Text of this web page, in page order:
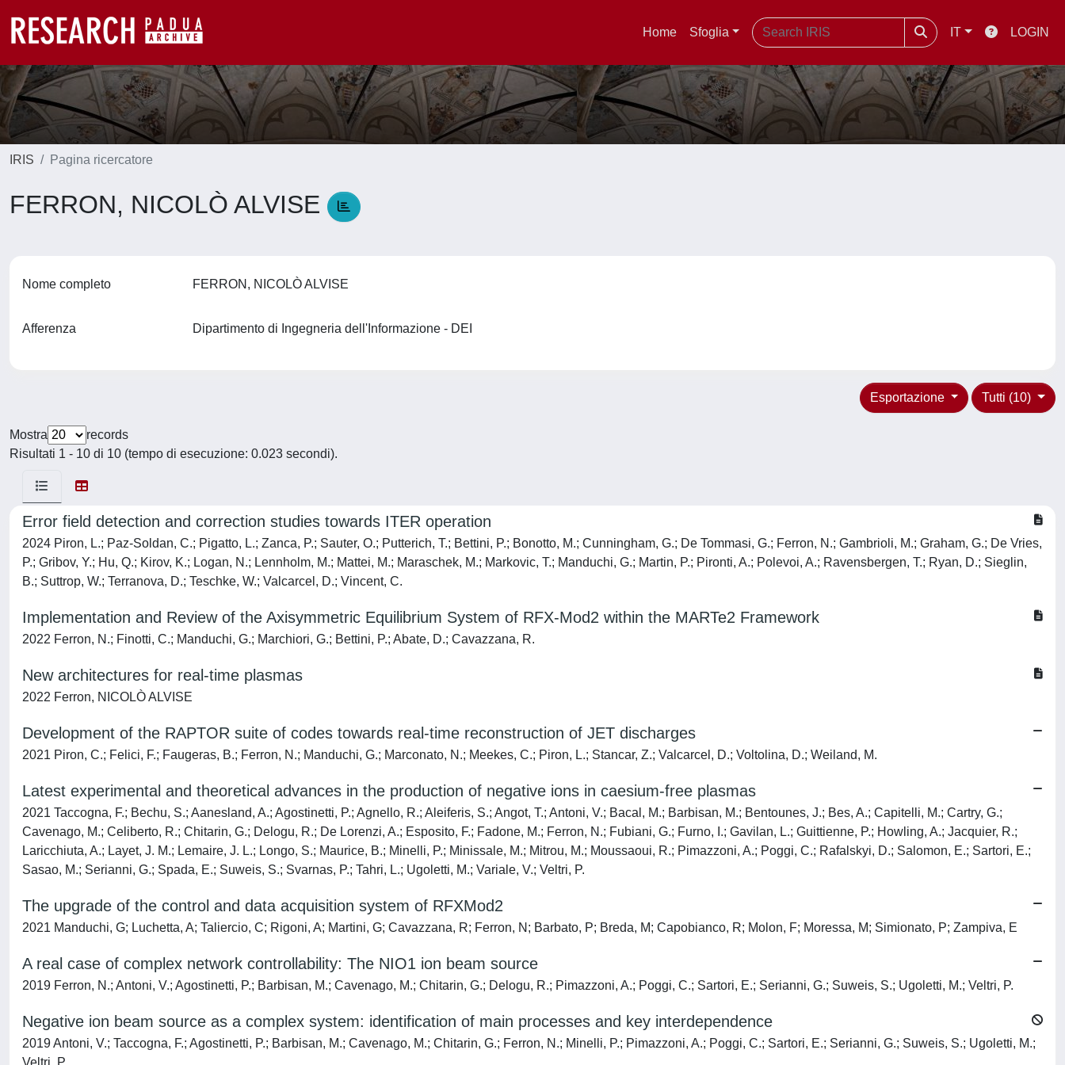
Home Sfoglia IT LOGIN
IRIS Pagina ricercatore
FERRON, NICOLÒ ALVISE
Nome completo FERRON, NICOLÒ ALVISE
Afferenza Dipartimento di Ingegneria dell'Informazione - DEI
Tutti (10)
Esportazione
Mostra
records
Risultati 1 - 10 di 10 (tempo di esecuzione: 0.023 secondi).
Error field detection and correction studies towards ITER operation
2024 Piron, L.; Paz-Soldan, C.; Pigatto, L.; Zanca, P.; Sauter, O.; Putterich, T.; Bettini, P.; Bonotto, M.; Cunningham, G.; De Tommasi, G.; Ferron, N.; Gambrioli, M.; Graham, G.; De Vries,
P.; Gribov, Y.; Hu, Q.; Kirov, K.; Logan, N.; Lennholm, M.; Mattei, M.; Maraschek, M.; Markovic, T.; Manduchi, G.; Martin, P.; Pironti, A.; Polevoi, A.; Ravensbergen, T.; Ryan, D.; Sieglin,
B.; Suttrop, W.; Terranova, D.; Teschke, W.; Valcarcel, D.; Vincent, C.
Implementation and Review of the Axisymmetric Equilibrium System of RFX-Mod2 within the MARTe2 Framework
2022 Ferron, N.; Finotti, C.; Manduchi, G.; Marchiori, G.; Bettini, P.; Abate, D.; Cavazzana, R.
New architectures for real-time plasmas
2022 Ferron, NICOLÒ ALVISE
Development of the RAPTOR suite of codes towards real-time reconstruction of JET discharges
2021 Piron, C.; Felici, F.; Faugeras, B.; Ferron, N.; Manduchi, G.; Marconato, N.; Meekes, C.; Piron, L.; Stancar, Z.; Valcarcel, D.; Voltolina, D.; Weiland, M.
Latest experimental and theoretical advances in the production of negative ions in caesium-free plasmas
2021 Taccogna, F.; Bechu, S.; Aanesland, A.; Agostinetti, P.; Agnello, R.; Aleiferis, S.; Angot, T.; Antoni, V.; Bacal, M.; Barbisan, M.; Bentounes, J.; Bes, A.; Capitelli, M.; Cartry, G.;
Cavenago, M.; Celiberto, R.; Chitarin, G.; Delogu, R.; De Lorenzi, A.; Esposito, F.; Fadone, M.; Ferron, N.; Fubiani, G.; Furno, I.; Gavilan, L.; Guittienne, P.; Howling, A.; Jacquier, R.;
Laricchiuta, A.; Layet, J. M.; Lemaire, J. L.; Longo, S.; Maurice, B.; Minelli, P.; Minissale, M.; Mitrou, M.; Moussaoui, R.; Pimazzoni, A.; Poggi, C.; Rafalskyi, D.; Salomon, E.; Sartori, E.;
Sasao, M.; Serianni, G.; Spada, E.; Suweis, S.; Svarnas, P.; Tahri, L.; Ugoletti, M.; Variale, V.; Veltri, P.
The upgrade of the control and data acquisition system of RFXMod2
2021 Manduchi, G; Luchetta, A; Taliercio, C; Rigoni, A; Martini, G; Cavazzana, R; Ferron, N; Barbato, P; Breda, M; Capobianco, R; Molon, F; Moressa, M; Simionato, P; Zampiva, E
A real case of complex network controllability: The NIO1 ion beam source
2019 Ferron, N.; Antoni, V.; Agostinetti, P.; Barbisan, M.; Cavenago, M.; Chitarin, G.; Delogu, R.; Pimazzoni, A.; Poggi, C.; Sartori, E.; Serianni, G.; Suweis, S.; Ugoletti, M.; Veltri, P.
Negative ion beam source as a complex system: identification of main processes and key interdependence
2019 Antoni, V.; Taccogna, F.; Agostinetti, P.; Barbisan, M.; Cavenago, M.; Chitarin, G.; Ferron, N.; Minelli, P.; Pimazzoni, A.; Poggi, C.; Sartori, E.; Serianni, G.; Suweis, S.; Ugoletti, M.;
Veltri, P.